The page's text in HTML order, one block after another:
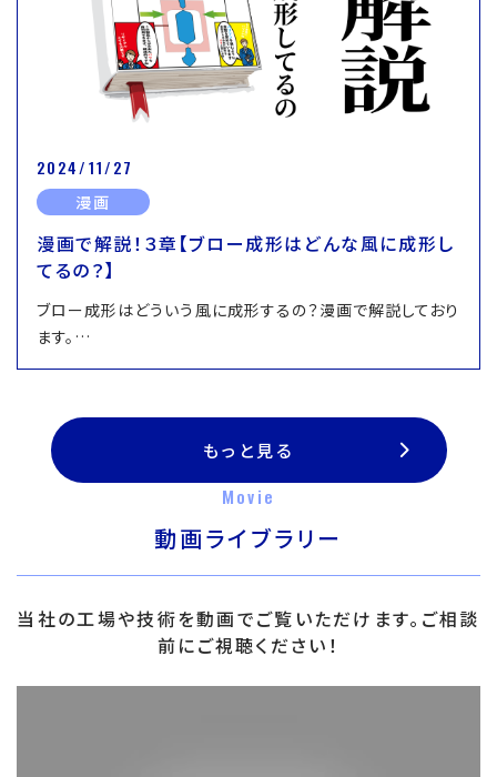
2024/11/27
漫画
漫画で解説！３章【ブロー成形はどんな風に成形し
てるの？】
ブロー成形はどういう風に成形するの？漫画で解説しており
ます。…
もっと見る
Movie
動画ライブラリー
当社の工場や技術を動画でご覧いただけます。ご相談
前にご視聴ください！